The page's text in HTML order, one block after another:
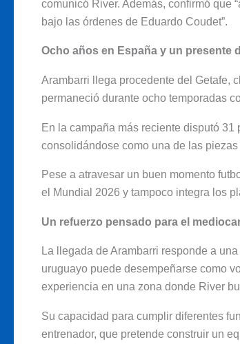
comunicó River. Además, confirmó que
bajo las órdenes de Eduardo Coudet”.
Ocho años en España y un presente
Arambarri llega procedente del Getafe,
permaneció durante ocho temporadas
En la campaña más reciente disputó
consolidándose como una de las
Pese a atravesar un buen momento
el Mundial 2026 y tampoco integra los
Un refuerzo pensado para el
La llegada de Arambarri responde a
uruguayo puede desempeñarse como
experiencia en una zona donde River
Su capacidad para cumplir diferentes
entrenador, que pretende construir un